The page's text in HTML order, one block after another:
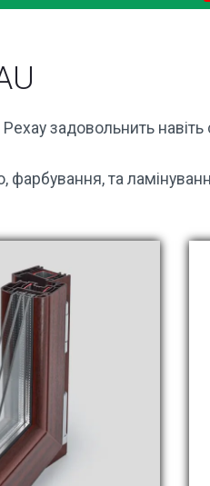
задовольнить
фарбування, та